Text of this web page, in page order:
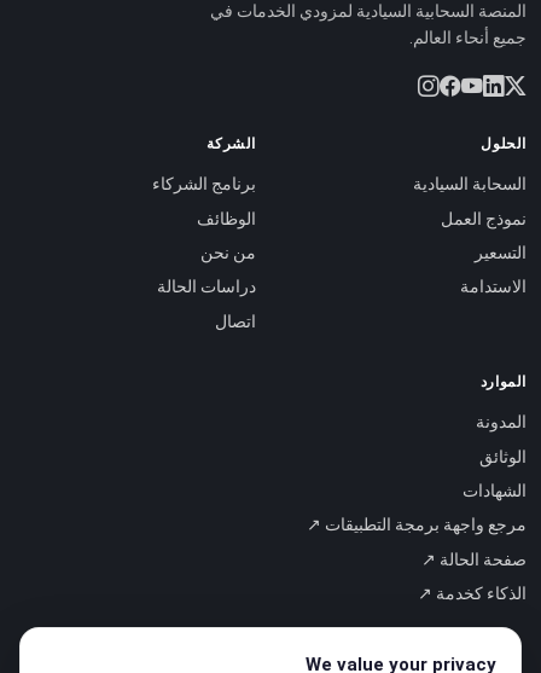
المنصة السحابية السيادية لمزودي الخدمات في
جميع أنحاء العالم.
الحلول
السحابة السيادية
نموذج العمل
التسعير
الاستدامة
الشركة
برنامج الشركاء
الوظائف
من نحن
دراسات الحالة
اتصال
الموارد
المدونة
الوثائق
الشهادات
مرجع واجهة برمجة التطبيقات ↗
صفحة الحالة ↗
الذكاء كخدمة ↗
We value your privacy